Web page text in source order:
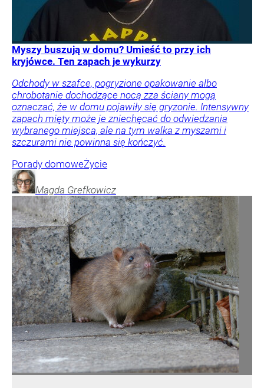
Myszy buszują w domu? Umieść to przy ich
kryjówce. Ten zapach je wykurzy
Odchody w szafce, pogryzione opakowanie albo
chrobotanie dochodzące nocą zza ściany mogą
oznaczać, że w domu pojawiły się gryzonie. Intensywny
zapach mięty może je zniechęcać do odwiedzania
wybranego miejsca, ale na tym walka z myszami i
szczurami nie powinna się kończyć.
Porady domoweŻycie
Magda Grefkowicz